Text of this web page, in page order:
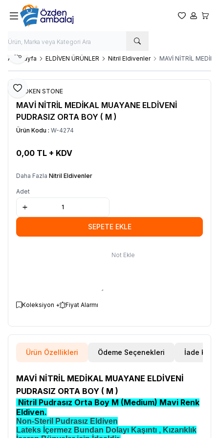
Favorilerim
Hesabım
Ana Sayfa ELDİVEN ÜRÜNLER Nitril Eldivenler ​MAVİ NİTRİL
Favoriye Ekle
Paylaş
BROKEN STONE
​MAVİ NİTRİL MEDİKAL MUAYANE ELDİVENİ
PUDRASIZ ORTA BOY ( M )
Ürün Kodu : W-4274
0,00 TL + KDV
Daha Fazla Nitril Eldivenler
Adet
SEPETE EKLE
Not Ekle
Koleksiyon + Fiyat Alarmı
Ürün Özellikleri Ödeme Seçenekleri İade
MAVİ NİTRİL MEDİKAL MUAYANE ELDİVENİ
PUDRASIZ ORTA BOY ( M )
Nitril Pudrasız Orta Boy M (Medium) Mavi Renk
Eldiven.
Non-Steril Pudrasız Eldiven
Lateks İçermez Bundan Dolayı Kaşıntı , Kızarıklık